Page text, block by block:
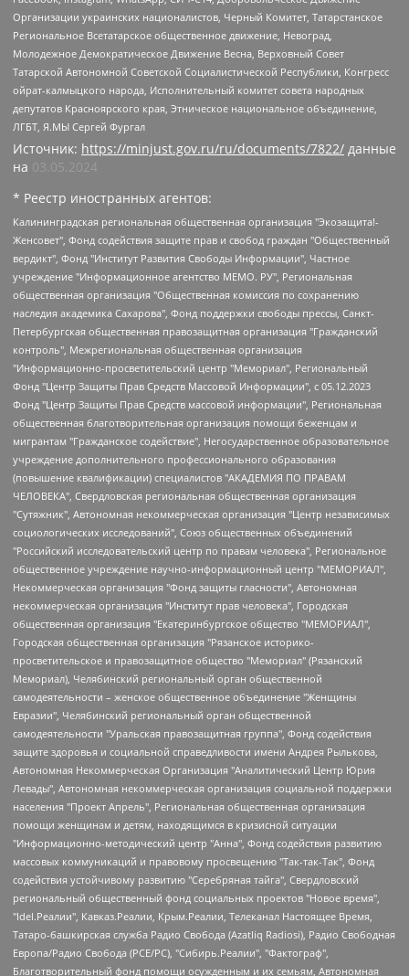
Организации украинских националистов, Черный Комитет, Татарстанское
Региональное Всетатарское общественное движение, Невоград,
Молодежное Демократическое Движение Весна, Верховный Совет
Татарской Автономной Советской Социалистической Республики, Конгресс
ойрат-калмыцкого народа, Исполнительный комитет совета народных
депутатов Красноярского края, Этническое национальное объединение,
ЛГБТ, Я.МЫ Сергей Фургал
Источник: https://minjust.gov.ru/ru/documents/7822/ данные
на 03.05.2024
* Реестр иностранных агентов:
Калининградская региональная общественная организация "Экозащита!-Женсовет", Фонд содействия защите прав и свобод граждан "Общественный вердикт", Фонд "Институт Развития Свободы Информации", Частное учреждение "Информационное агентство МЕМО. РУ", Региональная общественная организация "Общественная комиссия по сохранению наследия академика Сахарова", Фонд поддержки свободы прессы, Санкт-Петербургская общественная правозащитная организация "Гражданский контроль", Межрегиональная общественная организация "Информационно-просветительский центр "Мемориал", Региональный Фонд "Центр Защиты Прав Средств Массовой Информации", с 05.12.2023 Фонд "Центр Защиты Прав Средств массовой информации", Региональная общественная благотворительная организация помощи беженцам и мигрантам "Гражданское содействие", Негосударственное образовательное учреждение дополнительного профессионального образования (повышение квалификации) специалистов "АКАДЕМИЯ ПО ПРАВАМ ЧЕЛОВЕКА", Свердловская региональная общественная организация "Сутяжник", Автономная некоммерческая организация "Центр независимых социологических исследований", Союз общественных объединений "Российский исследовательский центр по правам человека", Региональное общественное учреждение научно-информационный центр "МЕМОРИАЛ", Некоммерческая организация "Фонд защиты гласности", Автономная некоммерческая организация "Институт прав человека", Городская общественная организация "Екатеринбургское общество "МЕМОРИАЛ", Городская общественная организация "Рязанское историко-просветительское и правозащитное общество "Мемориал" (Рязанский Мемориал), Челябинский региональный орган общественной самодеятельности – женское общественное объединение "Женщины Евразии", Челябинский региональный орган общественной самодеятельности "Уральская правозащитная группа", Фонд содействия защите здоровья и социальной справедливости имени Андрея Рылькова, Автономная Некоммерческая Организация "Аналитический Центр Юрия Левады", Автономная некоммерческая организация социальной поддержки населения "Проект Апрель", Региональная общественная организация помощи женщинам и детям, находящимся в кризисной ситуации "Информационно-методический центр "Анна", Фонд содействия развитию массовых коммуникаций и правовому просвещению "Так-так-Так", Фонд содействия устойчивому развитию "Серебряная тайга", Свердловский региональный общественный фонд социальных проектов "Новое время", "Idel.Реалии", Кавказ.Реалии, Крым.Реалии, Телеканал Настоящее Время, Татаро-башкирская служба Радио Свобода (Azatliq Radiosi), Радио Свободная Европа/Радио Свобода (PCE/PC), "Сибирь.Реалии", "Фактограф", Благотворительный фонд помощи осужденным и их семьям, Автономная некоммерческая организация "Институт глобализации и социальных движений", Фонд "В защиту прав заключенных", Частное учреждение "Центр поддержки и содействия развитию средств массовой информации", Пензенский региональный общественный благотворительный фонд "Гражданский союз", "Север.Реалии", Некоммерческая организация Фонд "Правовая инициатива", Общество с ограниченной ответственностью "Радио Свободная Европа/Радио Свобода", Чешское информационное агентство "MEDIUM-ORIENT", Красноярская региональная общественная организация "Мы против СПИДа", Камалягин Денис Николаевич, Маркелов Сергей Евгеньевич, Пономарев Лев Александрович, Савицкая Людмила Алексеевна, Автономная некоммерческая организация "Центр по работе с проблемой насилия "НАСИЛИЮ.НЕТ", Межрегиональный профессиональный союз работников здравоохранения "Альянс врачей", Юридическое лицо, зарегистрированное в Латвийской Республике, SIA "Medusa Project" (регистрационный номер 40103797863, дата регистрации 10.06.2014), Некоммерческая организация "Фонд по борьбе с коррупцией", Автономная некоммерческая организация "Институт права и публичной политики", Баданин Роман Сергеевич, Гликин Максим Александрович, Железнова Мария Михайловна, Лукьянова Юлия Сергеевна, Маетная Елизавета Витальевна, Маняхин Петр Борисович, Чуракова Ольга Владимировна, Ярош Юлия Петровна, Юридическое лицо "The Insider SIA", зарегистрированное в Риге, Латвийская Республика (дата регистрации 26.06.2015), являющееся администратором доменного имени интернет-издания "The Insider SIA", https://theins.ru, Постернак Алексей Евгеньевич, Рубин Михаил Аркадьевич, Анин Роман Александрович, Юридическое лицо Istories fonds, зарегистрированное в Латвийской Республике (регистрационный номер 50008295751, дата регистрации 24.02.2020), Великовский Дмитрий Александрович, Долинина Ирина Николаевна, Мароховская Алеся Алексеевна, Шлейнов Роман Юрьевич, Шмагун Олеся Валентиновна, Общество с ограниченной ответственностью "Альтаир 2021", Общество с ограниченной ответственностью "Вега 2021", Общество с ограниченной ответственностью "Главный редактор 2021", Общество с ограниченной ответственностью "Ромашки монолит", Важенков Артем Валерьевич, Ивановская областная общественная организация "Центр гендерных исследований", Гурман Юрий Альбертович, Медиапроект "ОВД-Инфо", Егоров Владимир Владимирович, Жилинский Владимир Александрович, Общество с ограниченной ответственностью "ЗП", Иванова София Юрьевна, Карезина Инна Павловна, Кильтау Екатерина Викторовна, Петров Алексей Викторович, Пискунов Сергей Евгеньевич, Смирнов Сергей Сергеевич, Тихонов Михаил Сергеевич, Общество с ограниченной ответственностью "ЖУРНАЛИСТ-ИНОСТРАННЫЙ АГЕНТ", Арапова Галина Юрьевна, Вольтская Татьяна Анатольевна, Американская компания "Mason G.E.S. Anonymous Foundation" (США), являющаяся владельцем интернет-издания https://mnews.world/, Компания "Stichting Bellingcat", зарегистрированная в Нидерландах (дата регистрации 11.07.2018), Захаров Андрей Вячеславович, Клепиковская Екатерина Дмитриевна, Общество с ограниченной ответственностью "МЕМО", Перл Роман Александрович, Симонов Евгений Алексеевич, Соловьева Елена Анатольевна, Сотников Даниил Владимирович, Сурначева Елизавета Дмитриевна, Автономная некоммерческая организация по защите прав человека и информированию населения "Якутия – Наше Мнение", Общество с ограниченной ответственностью "Москоу диджитал медиа", с 26.01.2023 Общество с ограниченной ответственностью "Чайка Белые сады", Ветошкина Валерия Валерьевна, Заговора Максим Александрович, Межрегиональное общественное движение "Российская ЛГБТ - сеть", Оленичев Максим Владимирович, Павлов Иван Юрьевич, Скворцова Елена Сергеевна, Общество с ограниченной ответственностью "Как бы инагент", Кочетков Игорь Викторович, Общество с ограниченной ответственностью "Честные выборы", Еланчик Олег Александрович, Общество с ограниченной ответственностью "Нобелевский призыв", Гималова Регина Эмилевна, Григорьев Андрей Валерьевич, Григорьева Алина Александровна, Ассоциация по содействию защите прав призывников, альтернативнослужащих и военнослужащих "Правозащитная группа "Гражданин.Армия.Право", Хисамова Регина Фаритовна, Автономная некоммерческая организация по реализации социально-правовых программ "Лилит", Дальневосточное общественное движение "Маяк", Санкт-Петербургская ЛГБТ-инициативная группа "Выход", Инициативная группа ЛГБТ+ "Реверс", Алексеев Андрей Викторович, Бекбулатова Таисия Львовна, Беляев Иван Михайлович, Владыкина Елена Сергеевна, Гельман Марат Александрович, Никульшина Вероника Юрьевна, Толоконникова Надежда Андреевна, Шендерович Виктор Анатольевич, Общество с ограниченной ответственностью "Данное сообщение", Общество с ограниченной ответственностью Издательский дом "Новая глава", Айнбиндер Александра Александровна, Московский комьюнити-центр для ЛГБТ+инициатив, Благотворительный фонд развития филантропии, Deutsche Welle (Германия, Kurt-Schumacher-Strasse 3, 53113 Bonn), Борзунова Мария Михайловна, Воробьев Виктор Викторович, Голубева Анна Львовна, Константинова Алла Михайловна, Малкова Ирина Владимировна, Мурадов Мурад Абдулгалимович, Осетинская Елизавета Николаевна, Понасенков Евгений Николаевич, Ганапольский Матвей Юрьевич, Киселев Евгений Алексеевич, Борухович Ирина Григорьевна, Дремин Иван Тимофеевич, Дубровский Дмитрий Викторович, Красноярская региональная общественная организация поддержки и развития альтернативных образовательных технологий и межкультурных коммуникаций "ИНТЕРРА", Маяковская Екатерина Алексеевна, Фейгин Марк Захарович, Филимонов Андрей Викторович, Дзугкоева Регина Николаевна, Доброхотов Роман Александрович, Дудь Юрий Александрович, Елкин Сергей Владимирович, Кругликов Кирилл Игоревич, Сабунаева Мария Леонидовна, Семенов Алексей Владимирович, Шаинян Карен Багратович, Шульман Екатерина Михайловна, Асафьев Артур Валерьевич, Вахштайн Виктор Семенович, Венедиктов Алексей Алексеевич, Лушникова Екатерина Евгеньевна, Волков Леонид Михайлович, Невзоров Александр Глебович, Пархоменко Сергей Борисович, Сироткин Ярослав Николаевич, Кара-Мурза Владимир Владимирович, Баранова Наталья Владимировна, Гозман Леонид Яковлевич, Кагарлицкий Борис Юльевич, Климарев Михаил Валерьевич, Милов Владимир Станиславович, Автономная некоммерческая организация Краснодарский центр современного искусства "Типография", Моргенштерн Алишер Тагирович, Соболь Любовь Эдуардовна, Общество с ограниченной ответственностью "ЛИЗА НОРМ", Каспаров Гарри Кимович, Ходорковский Михаил Борисович, Общество с ограниченной ответственностью "Апрельские тезисы", Данилович Ирина Брониславовна, Кашин Олег Владимирович, Петров Николай Владимирович, Пивоваров Алексей Владимирович, Соколов Михаил Владимирович, Цветкова Юлия Владимировна, Чичваркин Евгений Александрович, Комитет против пыток/Команда против пыток, Общество с ограниченной ответственностью "Первый научный", Общество с ограниченной ответственностью "Вертолет и ко", Белоцерковская Вероника Борисовна, Кац Максим Евгеньевич, Лазарева Татьяна Юрьевна, Шаведдинов Руслан Табризович, Яшин Илья Валерьевич, Общество с ограниченной ответственностью "Иноагент ААВ", Алешковский Дмитрий Петрович, Альбац Евгения Марковна, Быков Дмитрий Львович, Галямина Юлия Евгеньевна, Лойко Сергей Леонидович, Мартынов Кирилл Константинович, Медведев Сергей Александрович, Крашенинников Федор Геннадиевич, Гордеева Катерина Вл